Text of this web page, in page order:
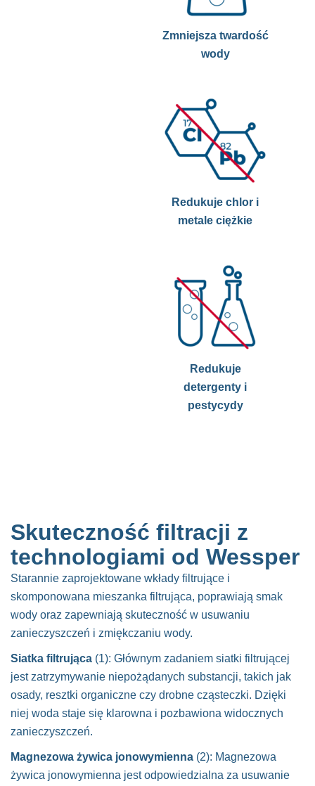
Zmniejsza twardość
wody
Redukuje chlor i
metale ciężkie
Redukuje
detergenty i
pestycydy
Skuteczność filtracji z
technologiami od Wessper
Starannie zaprojektowane wkłady filtrujące i
skomponowana mieszanka filtrująca, poprawiają smak
wody oraz zapewniają skuteczność w usuwaniu
zanieczyszczeń i zmiękczaniu wody.
Siatka filtrująca (1): Głównym zadaniem siatki filtrującej
jest zatrzymywanie niepożądanych substancji, takich jak
osady, resztki organiczne czy drobne cząsteczki. Dzięki
niej woda staje się klarowna i pozbawiona widocznych
zanieczyszczeń.
Magnezowa żywica jonowymienna (2): Magnezowa
żywica jonowymienna jest odpowiedzialna za usuwanie